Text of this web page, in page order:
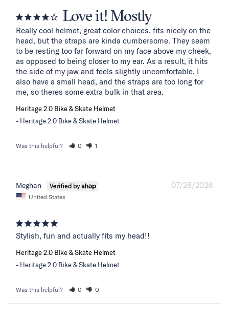
Love it! Mostly
Really cool helmet, great color choices, fits nicely on the
head, but the straps are kinda cumbersome. They seem
to be resting too far forward on my face above my cheek,
as opposed to being closer to my ear. As a result, it hits
the side of my jaw and feels slightly uncomfortable. I
also have a small head, and the straps are too long for
me, so theres some extra bulk in that area.
Heritage 2.0 Bike & Skate Helmet
Heritage 2.0 Bike & Skate Helmet
Was this helpful? 0 1
07/28/2026
Meghan
United States
Stylish, fun and actually fits my head!!
Heritage 2.0 Bike & Skate Helmet
Heritage 2.0 Bike & Skate Helmet
Was this helpful? 0 0